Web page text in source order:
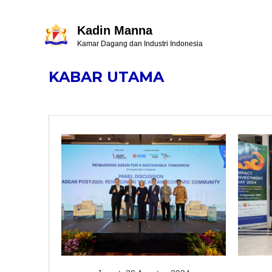
Kadin Manna
Kamar Dagang dan Industri Indonesia
KABAR UTAMA